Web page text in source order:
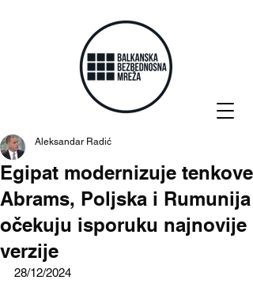
Egipat modernizuje tenkove
Abrams, Poljska i Rumunija
očekuju isporuku najnovije
verzije
Aleksandar Radić
28/12/2024